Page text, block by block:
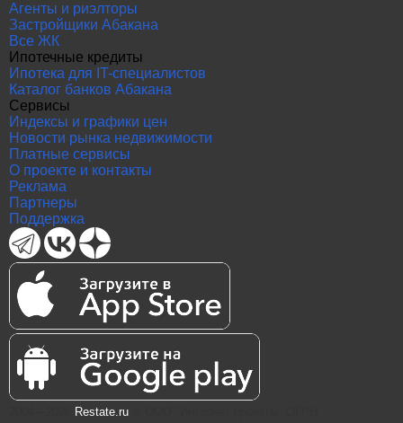
Агенты и риэлторы
Застройщики Абакана
Все ЖК
Ипотечные кредиты
Ипотека для IT-специалистов
Каталог банков Абакана
Сервисы
Индексы и графики цен
Новости рынка недвижимости
Платные сервисы
О проекте и контакты
Реклама
Партнеры
Поддержка
Restate.ru